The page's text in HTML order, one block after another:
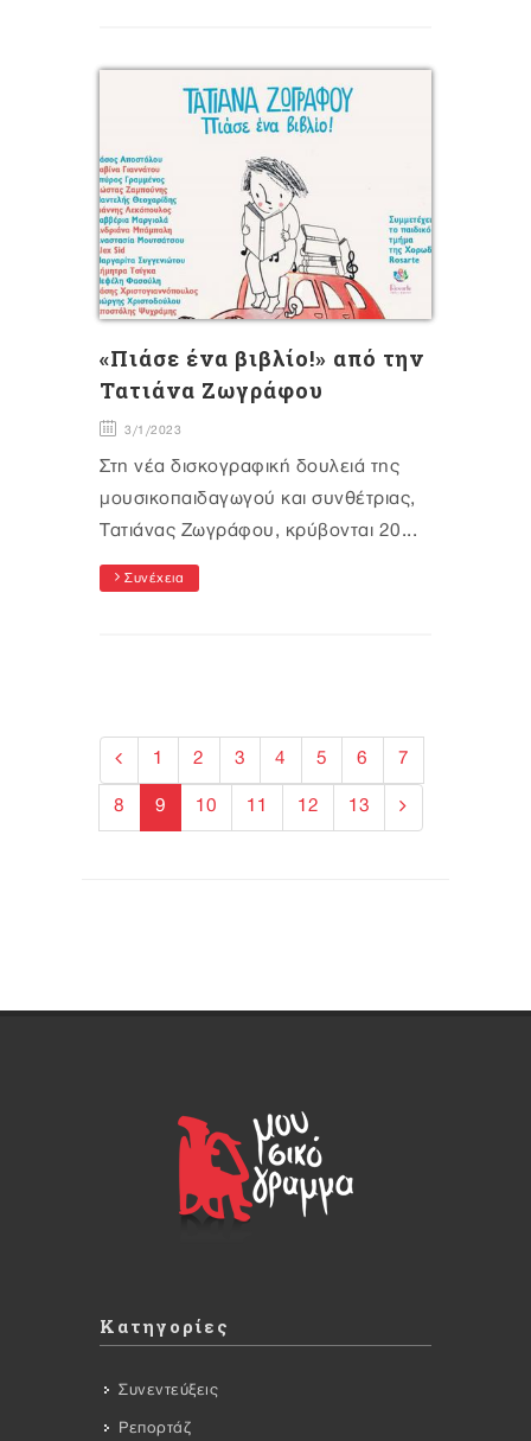
«Πιάσε ένα βιβλίο!» από την
Τατιάνα Ζωγράφου
3/1/2023
Στη νέα δισκογραφική δουλειά της
μουσικοπαιδαγωγού και συνθέτριας,
Τατιάνας Ζωγράφου, κρύβονται 20...
Συνέχεια
1 2 3 4 5 6 7
8 9 10 11 12 13
Κατηγορίες
Συνεντεύξεις
Ρεπορτάζ